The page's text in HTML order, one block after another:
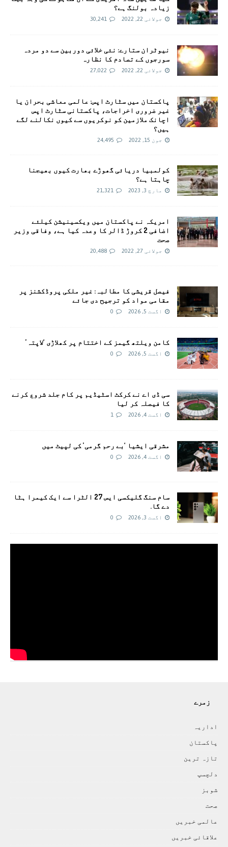
زیادہ بولنگ ہے؟
جولائی 22, 2022 30,241
نیوٹران ستارے: نئی خلائی دوربین سے دو مردہ
سورجوں کے تصادم کا نظارہ
جولائی 22, 2022 27,022
پاکستان میں سٹارٹ اپس: عالمی معاشی بحران یا
غیر ضروری اخراجات، پاکستانی سٹارٹ اپس
اچانک ملازمین کو نوکریوں سے کیوں نکالنے لگے
ہیں؟
جون 15, 2022 24,495
کولمبیا دریائی گھوڑے بھارت کیوں بھیجنا
چاہتا ہے؟
مارچ 3, 2023 21,321
امريکہ نے پاکستان میں ویکسینیشن کیلئے
اضافی 2 کروڑ ڈالر کا وعدہ کیا ہے، وفاقی وزیر
صحت
جولائی 27, 2022 20,488
فیصل قریشی کا مطالبہ: غیر ملکی پروڈکشنز پر
مقامی مواد کو ترجیح دی جائے
اگست 5, 2026 0
کامن ویلتھ گیمز کے اختتام پر کھلاڑی ‘لاپتہ’
اگست 5, 2026 0
سی ڈی اے نے کرکٹ اسٹیڈیم پر کام جلد شروع کرنے
کا فیصلہ کر لیا
اگست 4, 2026 1
مشرقی ایشیا ‘بے رحم گرمی’ کی لپیٹ میں
اگست 4, 2026 0
سام سنگ گلیکسی ایس 27 الٹرا سے ایک کیمرا ہٹا
دے گا.
اگست 3, 2026 0
زمرے
اداريہ
پاکستان
تازہ ترين
دلچسپ
شوبز
صحت
عالمی خبريں
علاقائی خبريں